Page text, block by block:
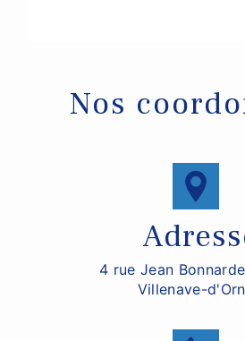
Nos
4 rue Jean
Villenave-